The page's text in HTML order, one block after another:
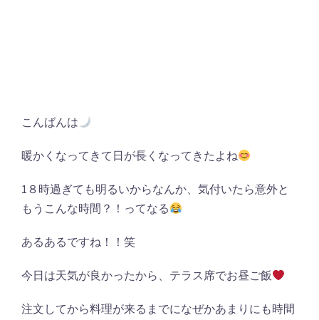
こんばんは
暖かくなってきて日が長くなってきたよね
1８時過ぎても明るいからなんか、気付いたら意外と
もうこんな時間？！ってなる
あるあるですね！！笑
今日は天気が良かったから、テラス席でお昼ご飯
注文してから料理が来るまでになぜかあまりにも時間